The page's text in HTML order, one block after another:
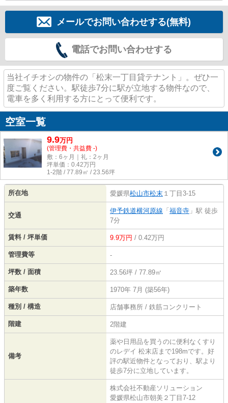
メールでお問い合わせする(無料)
電話でお問い合わせする
当社イチオシの物件の「松末一丁目貸テナント」。ぜひ一
度ご覧ください。駅徒歩7分に駅が立地する物件なので、
電車を多く利用する方にとって便利です。
空室一覧
9.9万円
(管理費・共益費 -)
敷：6ヶ月｜礼：2ヶ月
坪単価： 0.42万円
1-2階 / 77.89㎡ / 23.56坪
所在地 愛媛県松山市松末 １丁目3-15
交通
伊予鉄道横河原線 「 福音寺 」駅 徒歩
7分
賃料 / 坪単価 9.9万円 / 0.42万円
管理費等 -
坪数 / 面積 23.56坪 / 77.89㎡
築年数 1970年 7月 (築56年)
種別 / 構造 店舗事務所 / 鉄筋コンクリート
階建 2階建
備考
薬や日用品を買うのに便利なくすり
のレデイ 松末店まで198mです。好
評の駅近物件となっており、駅より
徒歩7分に立地しています。
株式会社不動産ソリューション
愛媛県松山市朝美２丁目7-12